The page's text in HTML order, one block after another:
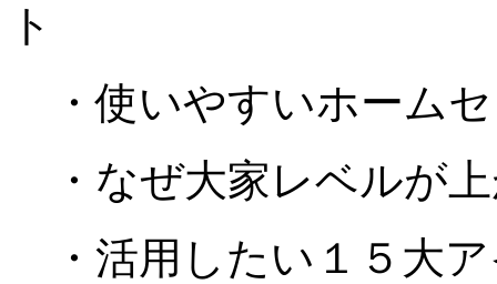
ト
・使いやすいホーム
・なぜ大家レベルが
・活用したい１５大